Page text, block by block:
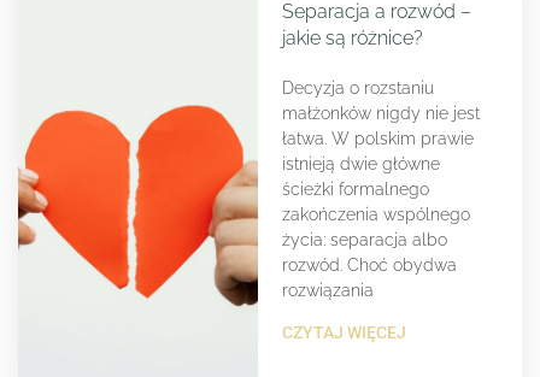
Separacja a rozwód –
jakie są różnice?
Decyzja o rozstaniu
małżonków nigdy nie jest
łatwa. W polskim prawie
istnieją dwie główne
ścieżki formalnego
zakończenia wspólnego
życia: separacja albo
rozwód. Choć obydwa
rozwiązania
CZYTAJ WIĘCEJ